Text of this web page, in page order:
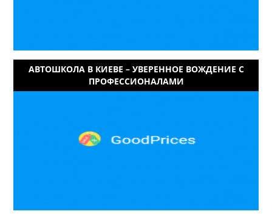
АВТОШКОЛА В КИЕВЕ – УВЕРЕННОЕ ВОЖДЕНИЕ С
ПРОФЕССИОНАЛАМИ